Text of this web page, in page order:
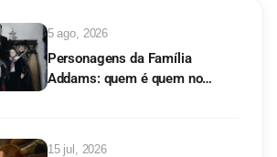
Personagens da Família
Addams: quem é quem no
5 ago, 2026
15 jul, 2026